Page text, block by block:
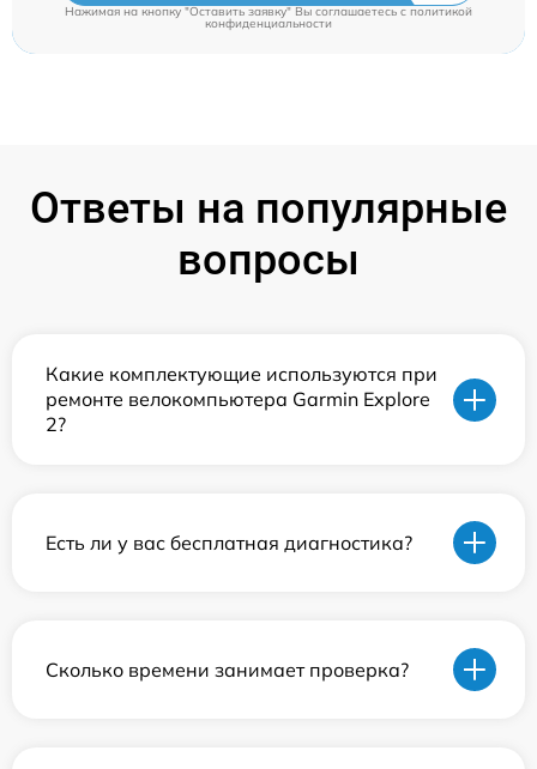
Нажимая на кнопку "Оставить заявку" Вы соглашаетесь cполитикой
конфиденциальности
Ответы на популярные
вопросы
Какие комплектующие используются при
ремонте велокомпьютера Garmin Explore
2?
Есть ли у вас бесплатная диагностика?
Сколько времени занимает проверка?